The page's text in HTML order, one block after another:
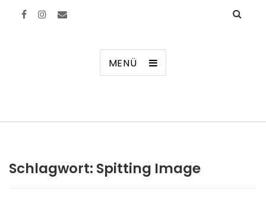
MENÜ
Schlagwort: Spitting Image